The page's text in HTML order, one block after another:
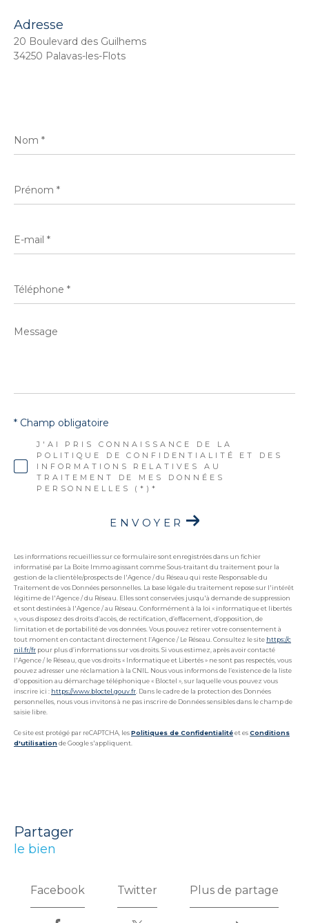
Adresse
20 Boulevard des Guilhems
34250 Palavas-les-Flots
*
*
mail
*
*
Message
J'AI PRIS CONNAISSANCE DE LA
POLITIQUE DE CONFIDENTIALITÉ ET DES
INFORMATIONS RELATIVES AU
TRAITEMENT DE MES DONNÉES
PERSONNELLES (*)*
* Champ obligatoire
ENVOYER
Les informations recueillies sur ce formulaire sont enregistrées dans un fichier
informatisé par La Boite Immo agissant comme Sous-traitant du traitement pour la
gestion de la clientèle/prospects de l'Agence / du Réseau qui reste Responsable du
Traitement de vos Données personnelles. La base légale du traitement repose sur l'intérêt
légitime de l'Agence / du Réseau. Elles sont conservées jusqu'à demande de suppression
et sont destinées à l'Agence / au Réseau. Conformément à la loi « informatique et libertés
», vous disposez des droits d’accès, de rectification, d’effacement, d’opposition, de
limitation et de portabilité de vos données. Vous pouvez retirer votre consentement à
tout moment en contactant directement l’Agence / Le Réseau. Consultez le site https://c
nil.fr/fr pour plus d’informations sur vos droits. Si vous estimez, après avoir contacté
l'Agence / le Réseau, que vos droits « Informatique et Libertés » ne sont pas respectés, vous
pouvez adresser une réclamation à la CNIL. Nous vous informons de l’existence de la liste
d'opposition au démarchage téléphonique « Bloctel », sur laquelle vous pouvez vous
inscrire ici : https://www.bloctel.gouv.fr. Dans le cadre de la protection des Données
personnelles, nous vous invitons à ne pas inscrire de Données sensibles dans le champ de
saisie libre.
Ce site est protégé par reCAPTCHA, lesPolitiques de Confidentialitéet esConditions
d'utilisationde Google s'appliquent.
partager
le bien
Facebook Twitter Plus de partage